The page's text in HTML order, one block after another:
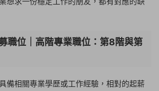
職位｜高階專業職位：第8階與第
備相關專業學歷或工作經驗，相對的起薪